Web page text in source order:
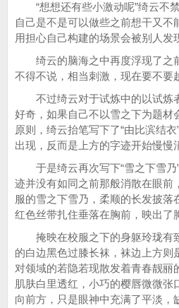
“想想还有些小激动呢”绮云不禁
自己是不是可以做些之前想干又不
用担心自己构建的场景会被别人发
绮云的脑海之中再度浮现了之
不得不说，相当刺激，现在要不要
不过绮云对于试炼中的以试炼
好奇，如果自己不以雪之下为题材
原则，绮云抬笔写下了“由比滨结
出现，反而是上方的字迹开始慢慢
于是绮云再次写下“雪之下雪乃
迹并没有如同之前那般消散在眼前
服的雪之下雪乃，柔顺的长发披落
红色丝带扎住垂落在胸前，映出了
掩映在校服之下的身躯玲珑有
的白边黑色过膝长袜，袜边上方则
对领域的若隐若现散发着青春靓丽
肌肤白里透红，小巧的樱唇微微张
向前方，只是眼神中充满了平淡，